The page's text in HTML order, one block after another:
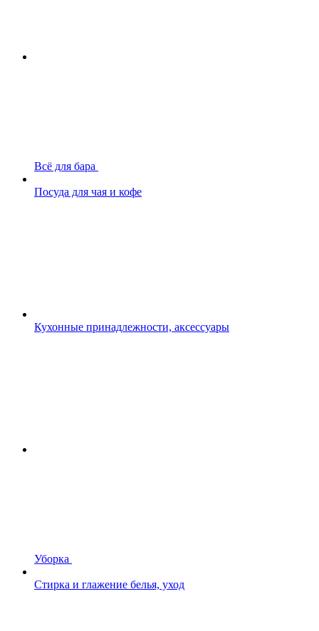
Всё для бара
Посуда для чая и кофе
Кухонные принадлежности, аксессуары
Уборка
Стирка и глажение белья, уход